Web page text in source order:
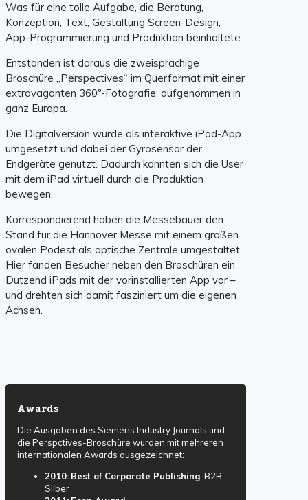
Was für eine tolle Aufgabe, die Beratung,
Konzeption, Text, Gestaltung Screen-Design,
App-Programmierung und Produktion beinhaltete.
Entstanden ist daraus die zweisprachige
Broschüre „Perspectives“ im Querformat mit einer
extravaganten 360°-Fotografie, aufgenommen in
ganz Europa.
Die Digitalversion wurde als interaktive iPad-App
umgesetzt und dabei der Gyrosensor der
Endgeräte genutzt. Dadurch konnten sich die User
mit dem iPad virtuell durch die Produktion
bewegen.
Korrespondierend haben die Messebauer den
Stand für die Hannover Messe mit einem großen
ovalen Podest als optische Zentrale umgestaltet.
Hier fanden Besucher neben den Broschüren ein
Dutzend iPads mit der vorinstallierten App vor –
und drehten sich damit fasziniert um die eigenen
Achsen.
Awards
Die Ausgaben des Siemens Industry Journals und
die Perspctives-Broschüre wurden mit mehreren
internationalen Awards ausgezeichnet:
2010: Best of Corporate Publishing , B2B,
Silber